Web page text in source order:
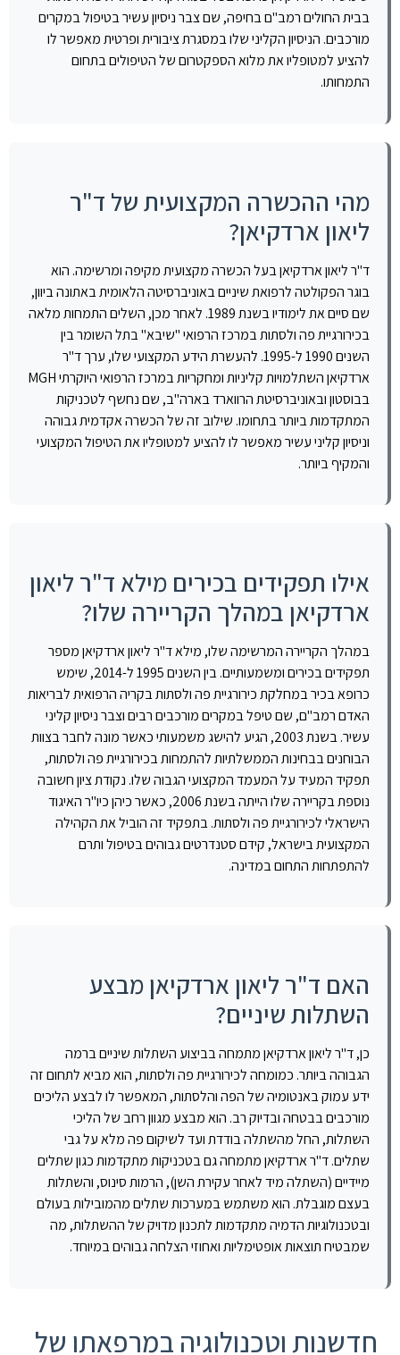
בבית החולים רמב"ם בחיפה, שם צבר ניסיון עשיר בטיפול במקרים
מורכבים. הניסיון הקליני שלו במסגרת ציבורית ופרטית מאפשר לו
להציע למטופליו את מלוא הספקטרום של הטיפולים בתחום
התמחותו.
מהי ההכשרה המקצועית של ד"ר
ליאון ארדקיאן?
ד"ר ליאון ארדקיאן בעל הכשרה מקצועית מקיפה ומרשימה. הוא
בוגר הפקולטה לרפואת שיניים באוניברסיטה הלאומית באתונה ביוון,
שם סיים את לימודיו בשנת 1989. לאחר מכן, השלים התמחות מלאה
בכירורגיית פה ולסתות במרכז הרפואי "שיבא" בתל השומר בין
השנים 1990 ל-1995. להעשרת הידע המקצועי שלו, ערך ד"ר
ארדקיאן השתלמויות קליניות ומחקריות במרכז הרפואי היוקרתי MGH
בבוסטון ובאוניברסיטת הרווארד בארה"ב, שם נחשף לטכניקות
המתקדמות ביותר בתחומו. שילוב זה של הכשרה אקדמית גבוהה
וניסיון קליני עשיר מאפשר לו להציע למטופליו את הטיפול המקצועי
והמקיף ביותר.
אילו תפקידים בכירים מילא ד"ר ליאון
ארדקיאן במהלך הקריירה שלו?
במהלך הקריירה המרשימה שלו, מילא ד"ר ליאון ארדקיאן מספר
תפקידים בכירים ומשמעותיים. בין השנים 1995 ל-2014, שימש
כרופא בכיר במחלקת כירורגיית פה ולסתות בקריה הרפואית לבריאות
האדם רמב"ם, שם טיפל במקרים מורכבים רבים וצבר ניסיון קליני
עשיר. בשנת 2003, הגיע להישג משמעותי כאשר מונה לחבר בצוות
הבוחנים בבחינות הממשלתיות להתמחות בכירורגיית פה ולסתות,
תפקיד המעיד על המעמד המקצועי הגבוה שלו. נקודת ציון חשובה
נוספת בקריירה שלו הייתה בשנת 2006, כאשר כיהן כיו"ר האיגוד
הישראלי לכירורגיית פה ולסתות. בתפקיד זה הוביל את הקהילה
המקצועית בישראל, קידם סטנדרטים גבוהים בטיפול ותרם
להתפתחות התחום במדינה.
האם ד"ר ליאון ארדקיאן מבצע
השתלות שיניים?
כן, ד"ר ליאון ארדקיאן מתמחה בביצוע השתלות שיניים ברמה
הגבוהה ביותר. כמומחה לכירורגיית פה ולסתות, הוא מביא לתחום זה
ידע עמוק באנטומיה של הפה והלסתות, המאפשר לו לבצע הליכים
מורכבים בבטחה ובדיוק רב. הוא מבצע מגוון רחב של הליכי
השתלות, החל מהשתלה בודדת ועד לשיקום פה מלא על גבי
שתלים. ד"ר ארדקיאן מתמחה גם בטכניקות מתקדמות כגון שתלים
מיידיים (השתלה מיד לאחר עקירת השן), הרמות סינוס, והשתלות
בעצם מוגבלת. הוא משתמש במערכות שתלים מהמובילות בעולם
ובטכנולוגיות הדמיה מתקדמות לתכנון מדויק של ההשתלות, מה
שמבטיח תוצאות אופטימליות ואחוזי הצלחה גבוהים במיוחד.
חדשנות וטכנולוגיה במרפאתו של